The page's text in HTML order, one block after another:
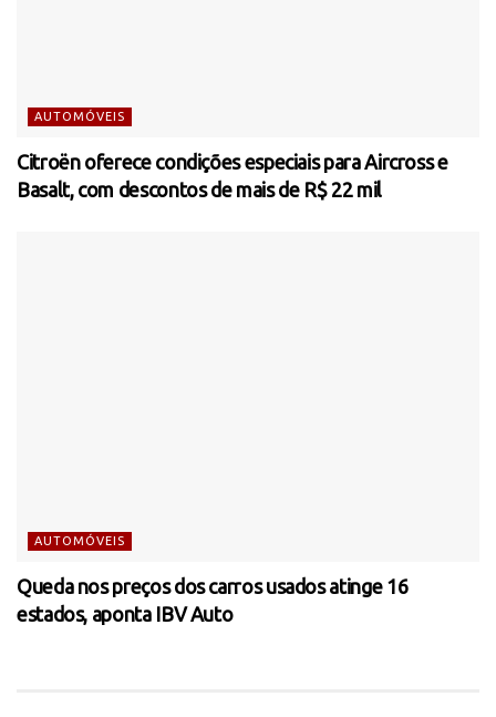
AUTOMÓVEIS
Citroën oferece condições especiais para Aircross e
Basalt, com descontos de mais de R$ 22 mil
AUTOMÓVEIS
Queda nos preços dos carros usados atinge 16
estados, aponta IBV Auto